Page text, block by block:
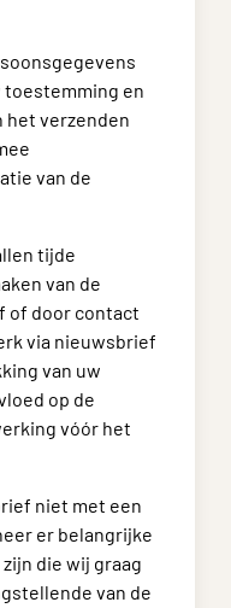
toestemming en
het verzenden
van de
tijde
van de
of door contact
via nieuwsbrief
van uw
op de
vóór het
niet met een
er belangrijke
die wij graag
van de